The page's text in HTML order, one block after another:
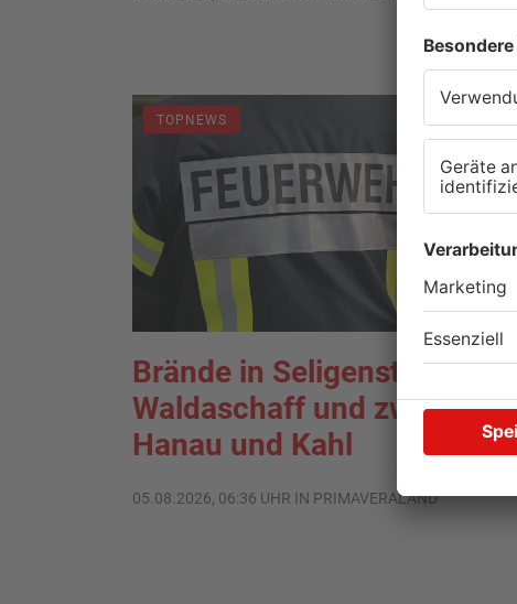
TOPNEWS
Brände in Seligenstadt,
Waldaschaff und zwischen
Hanau und Kahl
05.08.2026, 06:36 UHR IN PRIMAVERALAND